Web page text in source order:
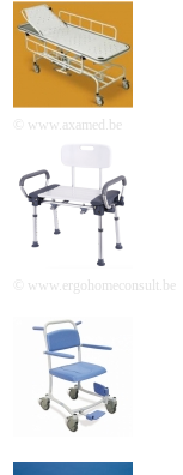
© www.axamed.be
© www.ergohomeconsult.be